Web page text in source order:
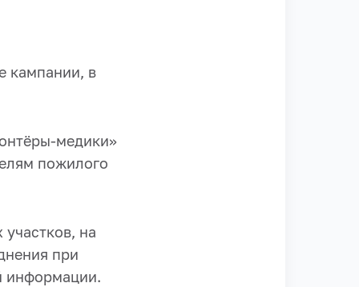
кампании, в
медики»
пожилого
на
при
информации.